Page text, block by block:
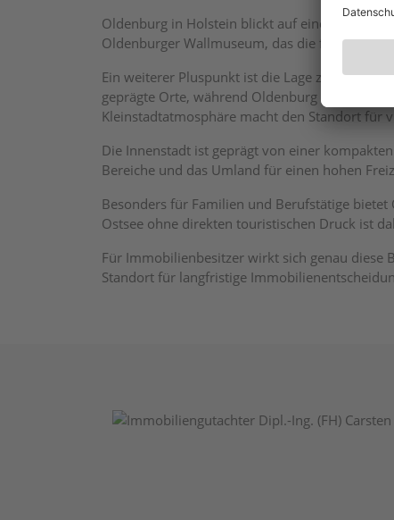
Oldenburg in Holstein blickt auf eine lange
Oldenburger Wallmuseum, das die frühere
Ein weiterer Pluspunkt ist die Lage zwischen
geprägte Orte, während Oldenburg selbst
Kleinstadtatmosphäre macht den Standort für
Die Innenstadt ist geprägt von einer
Bereiche und das Umland für einen hohen
Besonders für Familien und Berufstätige
Ostsee ohne direkten touristischen Druck ist
Für Immobilienbesitzer wirkt sich genau diese
Standort für langfristige